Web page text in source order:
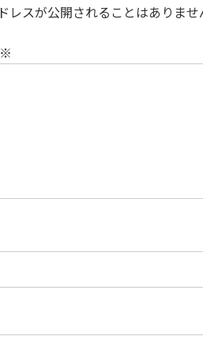
レスが公開されることはありませ
※